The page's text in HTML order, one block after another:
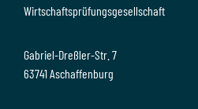
Wirtschaftsprüfungsgesellschaft
Gabriel-Dreßler-Str. 7
63741 Aschaffenburg